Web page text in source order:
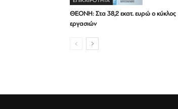
ΘΕΟΝΗ: Στα 38,2 εκατ. ευρώ ο κύκλος
εργασιών